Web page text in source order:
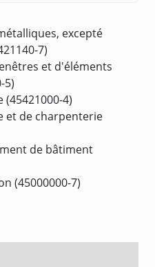
excepté
7)
et d'éléments
5)
4)
et de charpenterie
de bâtiment
(45000000-7)